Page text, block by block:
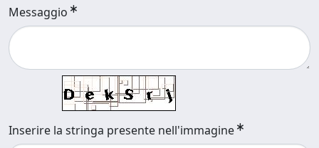
Messaggio
Inserire la stringa presente nell'immagine